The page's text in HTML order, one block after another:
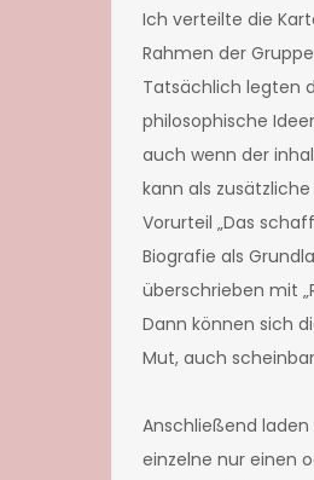
Ich verteilte die
Rahmen der
Tatsächlich legten
philosophische
auch wenn der
kann als
Vorurteil „Das
Biografie als
überschrieben mit
Dann können sich
Mut, auch
Anschließend
einzelne nur einen